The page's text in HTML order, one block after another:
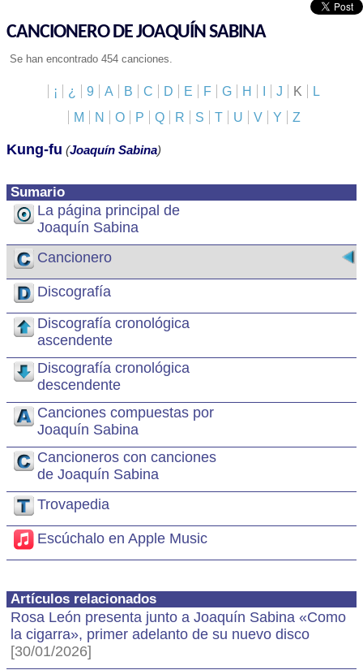
CANCIONERO DE JOAQUÍN SABINA
Se han encontrado 454 canciones.
¡ ¿ 9 A B C D E F G H J K
L
M
N O P Q R S T U V Y Z
Sumario
La página principal de
Joaquín Sabina
Cancionero
Discografía
Discografía cronológica
ascendente
Discografía cronológica
descendente
Canciones compuestas por
Joaquín Sabina
Cancioneros con canciones
de Joaquín Sabina
Trovapedia
Escúchalo en Apple Music
Artículos relacionados
Rosa León presenta junto a Joaquín Sabina «Como
la cigarra», primer adelanto de su nuevo disco
[30/01/2026]
Kung-fu (Joaquín Sabina)